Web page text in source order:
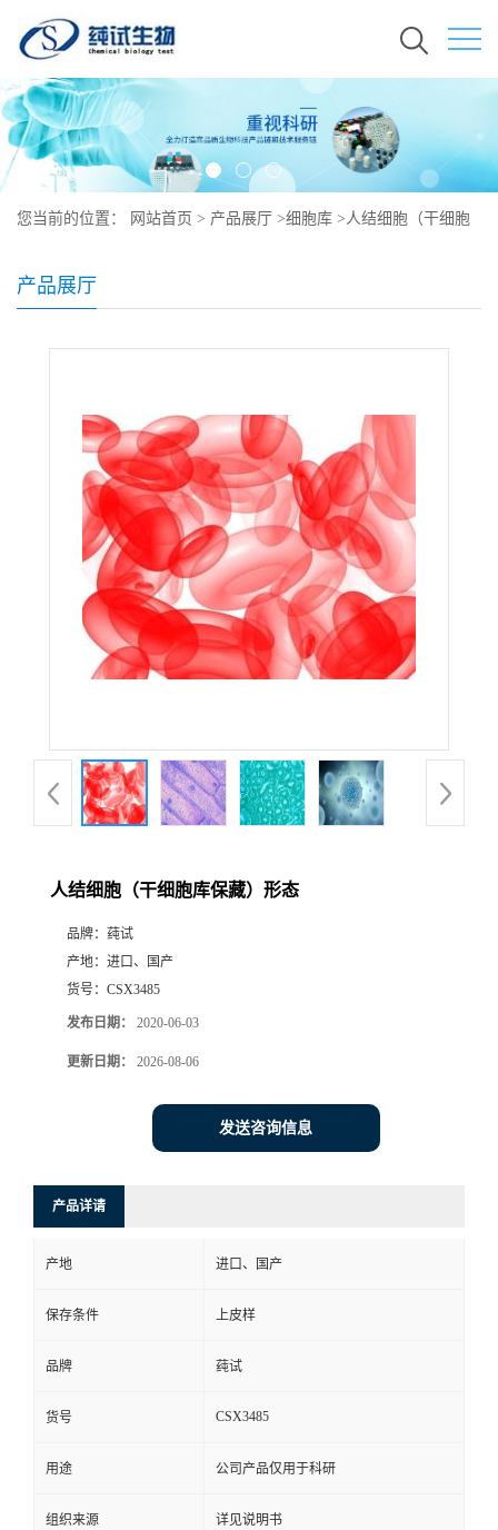
您当前的位置： 网站首页 > 产品展厅 >细胞库 >人结细胞（干细胞
产品展厅
人结细胞（干细胞库保藏）形态
品牌： 莼试
产地： 进口、国产
货号： CSX3485
发布日期： 2020-06-03
更新日期： 2026-08-06
发送咨询信息
产品详请
产地 进口、国产
保存条件 上皮样
品牌 莼试
货号 CSX3485
用途 公司产品仅用于科研
组织来源 详见说明书